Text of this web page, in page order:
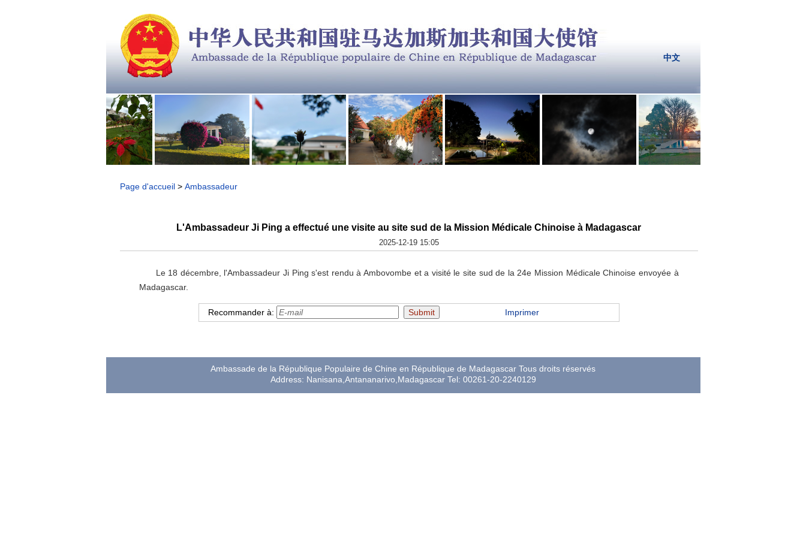
中文
Page d'accueil> Ambassadeur
L'Ambassadeur Ji Ping a effectué une visite au site sud de la Mission Médicale Chinoise à Madagascar
2025-12-19 15:05
Le 18 décembre, l'Ambassadeur Ji Ping s'est rendu à Ambovombe et a visité le site sud de la 24e Mission Médicale Chinoise envoyée à
Madagascar.
Recommander à: Imprimer
Ambassade de la République Populaire de Chine en République de Madagascar Tous droits réservés
Address: Nanisana,Antananarivo,Madagascar Tel: 00261-20-2240129